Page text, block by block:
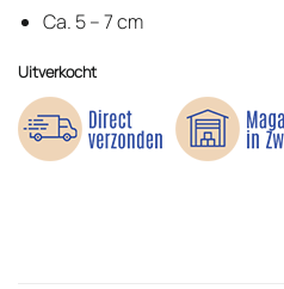
Ca. 5 – 7 cm
Uitverkocht